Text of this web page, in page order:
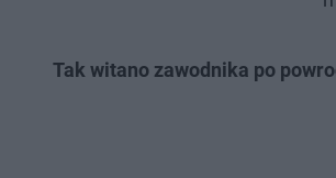
Tak witano zawodnika po